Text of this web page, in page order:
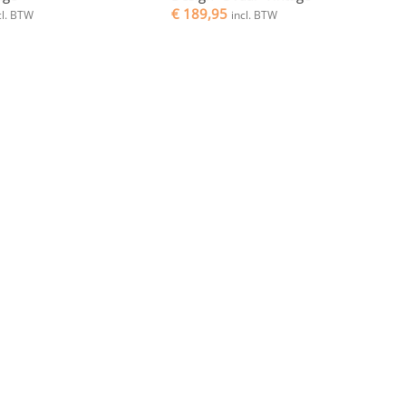
BTW
€ 189,95 incl. BTW